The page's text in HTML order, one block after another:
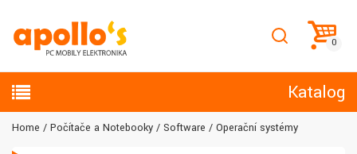
Katalog
Home Počítače a Notebooky Software Operační systémy